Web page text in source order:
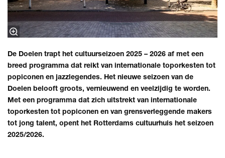
De Doelen trapt het cultuurseizoen 2025 – 2026 af met een
breed programma dat reikt van internationale toporkesten tot
popiconen en jazzlegendes. Het nieuwe seizoen van de
Doelen belooft groots, vernieuwend en veelzijdig te worden.
Met een programma dat zich uitstrekt van internationale
toporkesten tot popiconen en van grensverleggende makers
tot jong talent, opent het Rotterdams cultuurhuis het seizoen
2025/2026.